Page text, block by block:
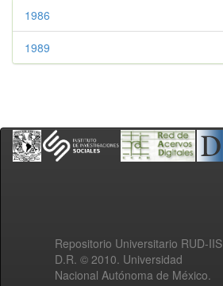
1986
1989
Repositorio Universitario RUD-IIS
D.R. © 2010. Universidad
Nacional Autónoma de México.